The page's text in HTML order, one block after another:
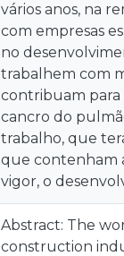
vários anos, na
com empresas
no
trabalhem com
contribuam para
cancro do
trabalho, que
que contenham
vigor, o
Abstract: The
construction